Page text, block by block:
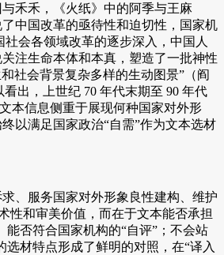
禾禾，《火纸》中的阿季与王麻
中国改革的亟待性和迫切性，国家机
会各领域改革的逐步深入，中国人
注生命本体和本真，塑造了一批神性
社会背景复杂多样的生动图景”（阎
出，上世纪 70 年代末期至 90 年代
本信息侧重于展现何种国家对外形
以满足国家政治“自需”作为文本选材
、服务国家对外形象良性建构、维护
性和审美价值，而在于文本能否承担
能否符合国家机构的“自评”；不会站
材特点形成了鲜明的对照，在“译入